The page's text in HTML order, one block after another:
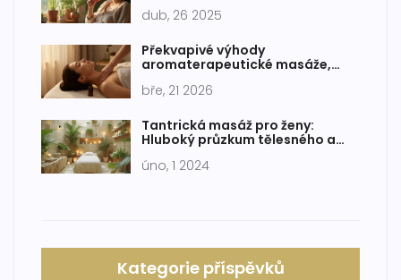
dub, 26 2025
Překvapivé výhody
aromaterapeutické masáže,
bře, 21 2026
Tantrická masáž pro ženy:
Hluboký průzkum tělesného a
úno, 1 2024
Kategorie příspěvků